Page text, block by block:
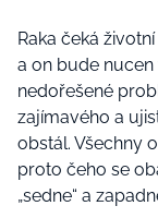
Raka čeká
a on bude
nedořešené
zajímavého a
obstál. Všechny
proto čeho se
„sedne“ a